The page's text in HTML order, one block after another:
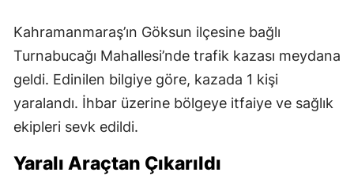
Kahramanmaraş’ın Göksun ilçesine bağlı
Turnabucağı Mahallesi’nde trafik kazası meydana
geldi. Edinilen bilgiye göre, kazada 1 kişi
yaralandı. İhbar üzerine bölgeye itfaiye ve sağlık
ekipleri sevk edildi.
Yaralı Araçtan Çıkarıldı